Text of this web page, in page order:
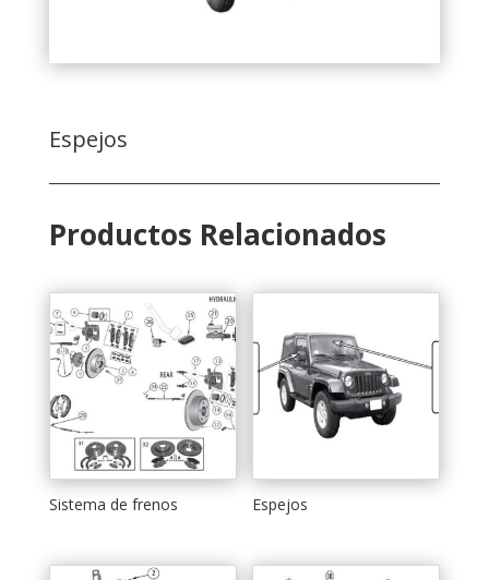
Espejos
Productos Relacionados
Sistema de frenos Espejos